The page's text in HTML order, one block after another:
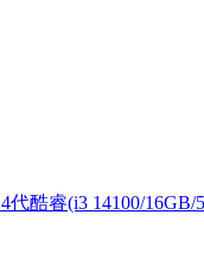
代酷睿(i3 14100/16GB/